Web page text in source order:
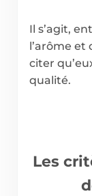
Il s’agit,
l’arôme
citer
qualité.
Les